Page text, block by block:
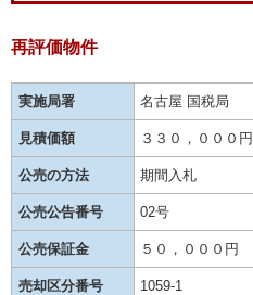
再評価物件
実施局署 名古屋 国税局
見積価額 ３３０，０００円
公売の方法 期間入札
公売公告番号 02号
公売保証金 ５０，０００円
売却区分番号 1059-1